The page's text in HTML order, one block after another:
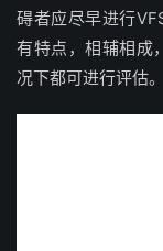
碍者应尽早进行
有特点，相辅相成
况下都可进行评估。